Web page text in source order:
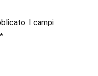
I campi
*